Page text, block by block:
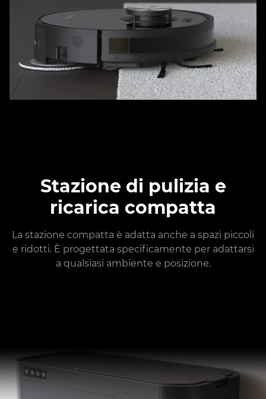
Stazione di pulizia e
ricarica compatta
La stazione compatta è adatta anche a spazi piccoli
e ridotti. È progettata specificamente per adattarsi
a qualsiasi ambiente e posizione.